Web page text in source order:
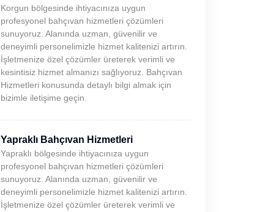
Korgun bölgesinde ihtiyacınıza uygun
profesyonel bahçıvan hizmetleri çözümleri
sunuyoruz. Alanında uzman, güvenilir ve
deneyimli personelimizle hizmet kalitenizi artırın.
İşletmenize özel çözümler üreterek verimli ve
kesintisiz hizmet almanızı sağlıyoruz. Bahçıvan
Hizmetleri konusunda detaylı bilgi almak için
bizimle iletişime geçin.
Yapraklı Bahçıvan Hizmetleri
Yapraklı bölgesinde ihtiyacınıza uygun
profesyonel bahçıvan hizmetleri çözümleri
sunuyoruz. Alanında uzman, güvenilir ve
deneyimli personelimizle hizmet kalitenizi artırın.
İşletmenize özel çözümler üreterek verimli ve